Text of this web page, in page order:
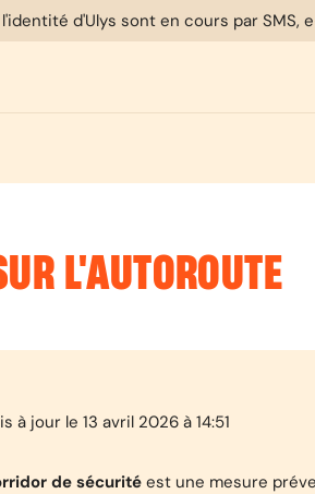
d'Ulys sont en cours par SMS,
L'AUTOROUTE
à jour le 13 avril 2026 à 14:51
de sécuritéest une mesure